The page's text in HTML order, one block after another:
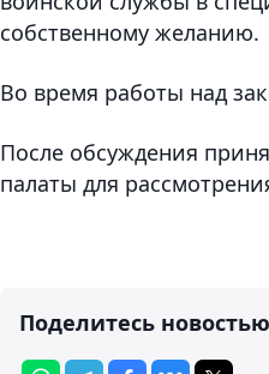
собственному желанию.
Во время работы над
После обсуждения
палаты для
Поделитесь